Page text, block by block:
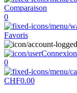
Comparaison
0
Favoris
Connexion
0
CHF0.00